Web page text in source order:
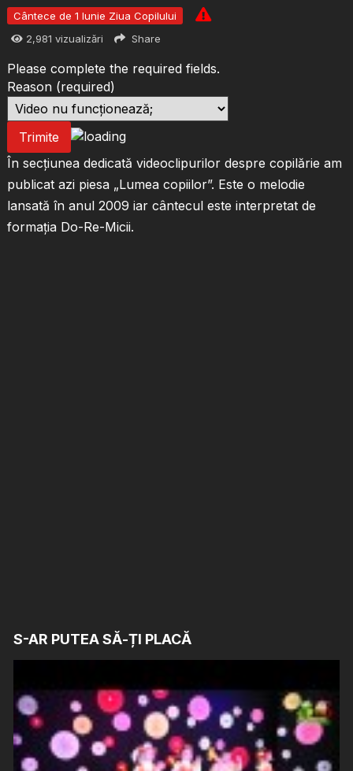
Cântece de 1 Iunie Ziua Copilului
2,981 vizualizări Share
Please complete the required fields.
Reason (required)
Trimite
În secțiunea dedicată videoclipurilor despre copilărie am
publicat azi piesa „Lumea copiilor”. Este o melodie
lansată în anul 2009 iar cântecul este interpretat de
formația Do-Re-Micii.
S-AR PUTEA SĂ-ȚI PLACĂ